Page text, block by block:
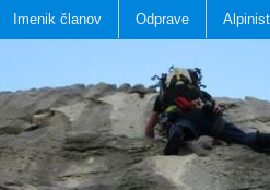
Imenik članov Odprave